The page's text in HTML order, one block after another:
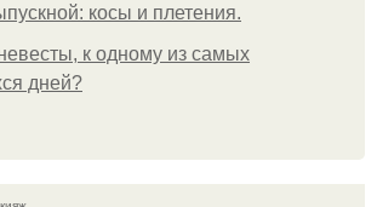
косы и плетения.
к одному из самых
дней?